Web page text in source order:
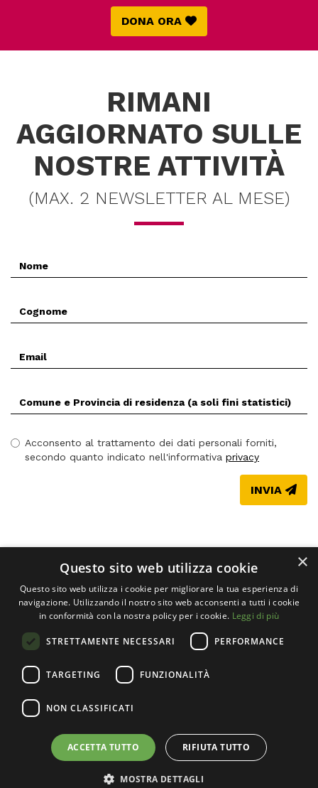
DONA ORA
RIMANI
AGGIORNATO SULLE
NOSTRE ATTIVITÀ
(MAX. 2 NEWSLETTER AL MESE)
Nome
*
Cognome
*
Email
*
Comune
(Prov.)
residenza
Acconsento al trattamento dei dati personali forniti,
secondo quanto indicato nell'informativa privacy
INVIA
Società cooperativa sociale Il Mosaico Servizi ETS
Privacy-Dichiarazione di accessibilità
Via Agostino da Lodi, 9 - 26900 Lodi
×
Questo sito web utilizza cookie
Questo sito web utilizza i cookie per migliorare la tua esperienza di
navigazione. Utilizzando il nostro sito web acconsenti a tutti i cookie
in conformità con la nostra policy per i cookie. Leggi di più
STRETTAMENTE NECESSARI PERFORMANCE
TARGETING FUNZIONALITÀ
NON CLASSIFICATI
ACCETTA TUTTO RIFIUTA TUTTO
MOSTRA DETTAGLI